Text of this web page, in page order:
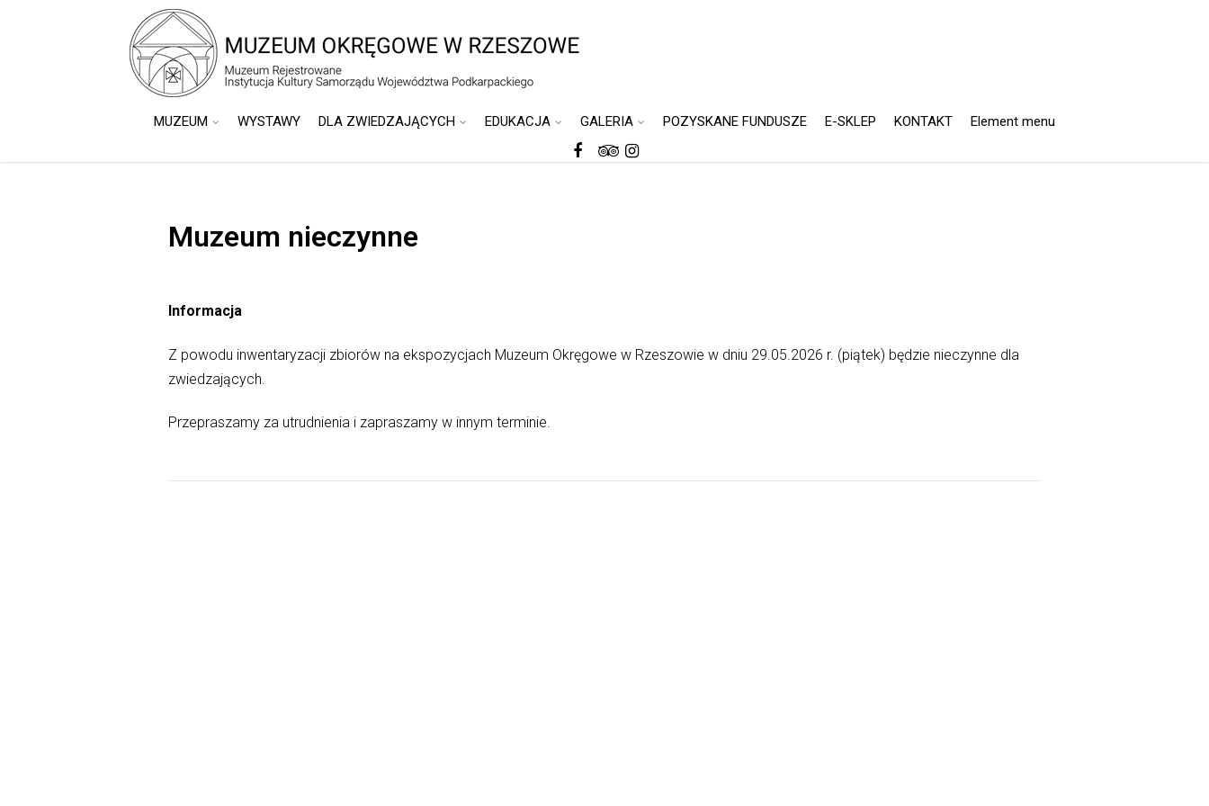
MUZEUM WYSTAWY DLA ZWIEDZAJĄCYCH EDUKACJA GALERIA POZYSKANE FUNDUSZE E-SKLEP KONTAKT Element menu
Muzeum nieczynne
Informacja
Z powodu inwentaryzacji zbiorów na ekspozycjach Muzeum Okręgowe w Rzeszowie w dniu 29.05.2026 r. (piątek) będzie nieczynne dla
zwiedzających.
Przepraszamy za utrudnienia i zapraszamy w innym terminie.